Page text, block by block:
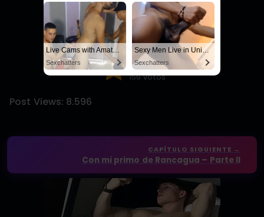
Confirmar valoración
Selecciona una estrella para valorar
4.9/5
156 votos
Post Views: 8.596
CAPÍTULO SIGUIENTE →
Con mi primo de Rancagua – Parte II
Live Cams with Amateur Men
Sexchatters
Sexy Men Live in United States
Sexchatters